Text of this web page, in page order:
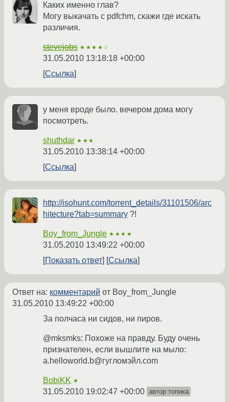
Каких именно глав?
Могу выкачать с pdfchm, скажи где искать
различия.
stevejobs ★★★★☆
31.05.2010 13:18:18 +00:00
Ссылка
у меня вроде было. вечером дома могу
посмотреть.
shuthdar ★★★
31.05.2010 13:38:14 +00:00
Ссылка
http://isohunt.com/torrent_details/31101506/arc
hitecture?tab=summary ?!
Boy_from_Jungle ★★★★
31.05.2010 13:49:22 +00:00
Показать ответ
Ссылка
Ответ на: комментарий от Boy_from_Jungle
31.05.2010 13:49:22 +00:00
За полчаса ни сидов, ни пиров.
@mksmks: Похоже на правду. Буду очень
признателен, если вышлите на мыло:
a.helloworld.b@гугломэйл.com
BobiKK ★
31.05.2010 19:02:47 +00:00 автор топика